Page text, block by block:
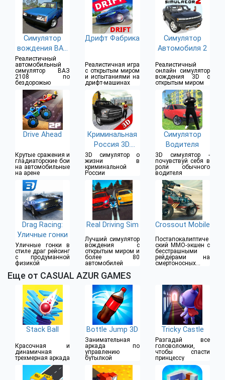
Симулятор
вождения ВАЗ
2108 SE
Реалистичный
автомобильный
симулятор ВАЗ
2108 по
бездорожью
Дрифт Фабрика
Реалистичная игра
с открытым миром
и испытаниями на
дрифт-машинах
Симулятор
Автомобиля 2
Реалистичный
онлайн симулятор
вождения 3D с
открытым миром
Drive Ahead
Крутые сражения и
гладиаторские бои
на автомобильные
на арене
Криминальная
Россия 3D.
Борис
3D симулятор о
жизни в
криминальной
России
Симулятор
Водителя
3D симулятор -
почувствуй себя в
роли обычного
водителя
Drag Racing:
Уличные гонки
Уличные гонки в
стиле драг рейсинг
с продуманной
физикой
Real Driving Sim
Лучший симулятор
вождения с
открытым миром и
более 80
автомобилей
Crossout Mobile
Постапокалиптиче
ский MMO-экшен с
бесстрашными
рейдерами на
смертоносных
Еще от CASUAL AZUR GAMES
Stack Ball
Красочная и
динамичная
трехмерная аркада
Bottle Jump 3D
Занимательная
аркада по
управлению
бутылкой
Tricky Castle
Разгадай все
головоломки,
чтобы спасти
принцессу